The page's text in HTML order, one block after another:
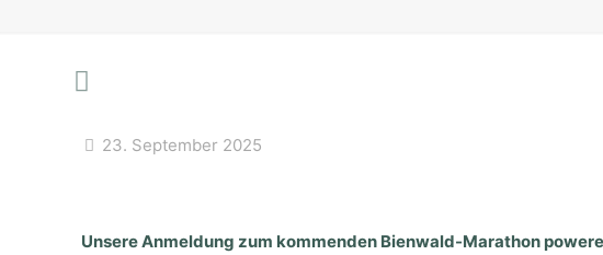
23. September 2025
Unsere Anmeldung zum kommenden Bienwald-Marathon